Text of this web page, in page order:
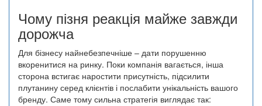
Чому пізня реакція майже завжди
дорожча
Для бізнесу найнебезпечніше – дати порушенню
вкоренитися на ринку. Поки компанія вагається, інша
сторона встигає наростити присутність, підсилити
плутанину серед клієнтів і послабити унікальність вашого
бренду. Саме тому сильна стратегія виглядає так: